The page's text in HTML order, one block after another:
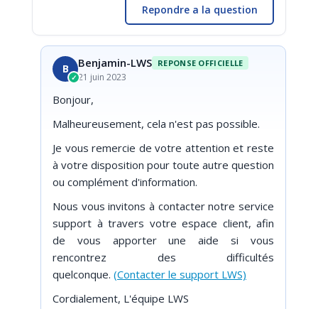
Repondre a la question
B
✓
Benjamin-LWS REPONSE OFFICIELLE
21 juin 2023
Bonjour,
Malheureusement, cela n'est pas possible.
Je vous remercie de votre attention et reste
à votre disposition pour toute autre question
ou complément d'information.
Nous vous invitons à contacter notre service
support à travers votre espace client, afin
de vous apporter une aide si vous
rencontrez des difficultés
quelconque. (Contacter le support LWS)
Cordialement, L'équipe LWS